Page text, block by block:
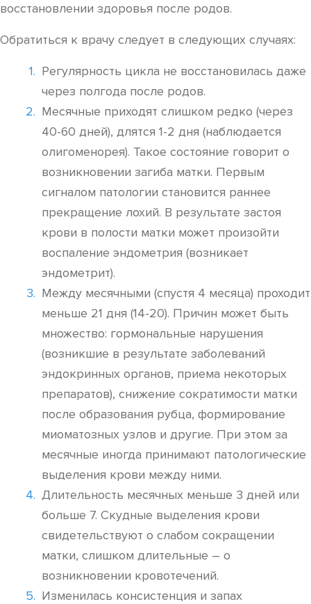
восстановлении здоровья после родов.
Обратиться к врачу следует в следующих случаях:
Регулярность цикла не восстановилась даже
через полгода после родов.
Месячные приходят слишком редко (через
40-60 дней), длятся 1-2 дня (наблюдается
олигоменорея). Такое состояние говорит о
возникновении загиба матки. Первым
сигналом патологии становится раннее
прекращение лохий. В результате застоя
крови в полости матки может произойти
воспаление эндометрия (возникает
эндометрит).
Между месячными (спустя 4 месяца) проходит
меньше 21 дня (14-20). Причин может быть
множество: гормональные нарушения
(возникшие в результате заболеваний
эндокринных органов, приема некоторых
препаратов), снижение сократимости матки
после образования рубца, формирование
миоматозных узлов и другие. При этом за
месячные иногда принимают патологические
выделения крови между ними.
Длительность месячных меньше 3 дней или
больше 7. Скудные выделения крови
свидетельствуют о слабом сокращении
матки, слишком длительные – о
возникновении кровотечений.
Изменилась консистенция и запах